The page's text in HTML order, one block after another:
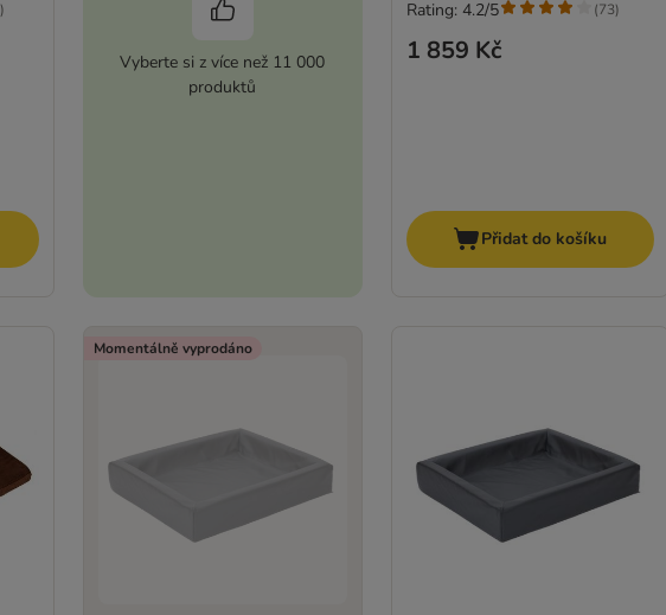
)
Vyberte si z více než 11 000
produktů
1 859 Kč
Rating: 4.2/5 (73)
Přidat do košíku
Momentálně vyprodáno